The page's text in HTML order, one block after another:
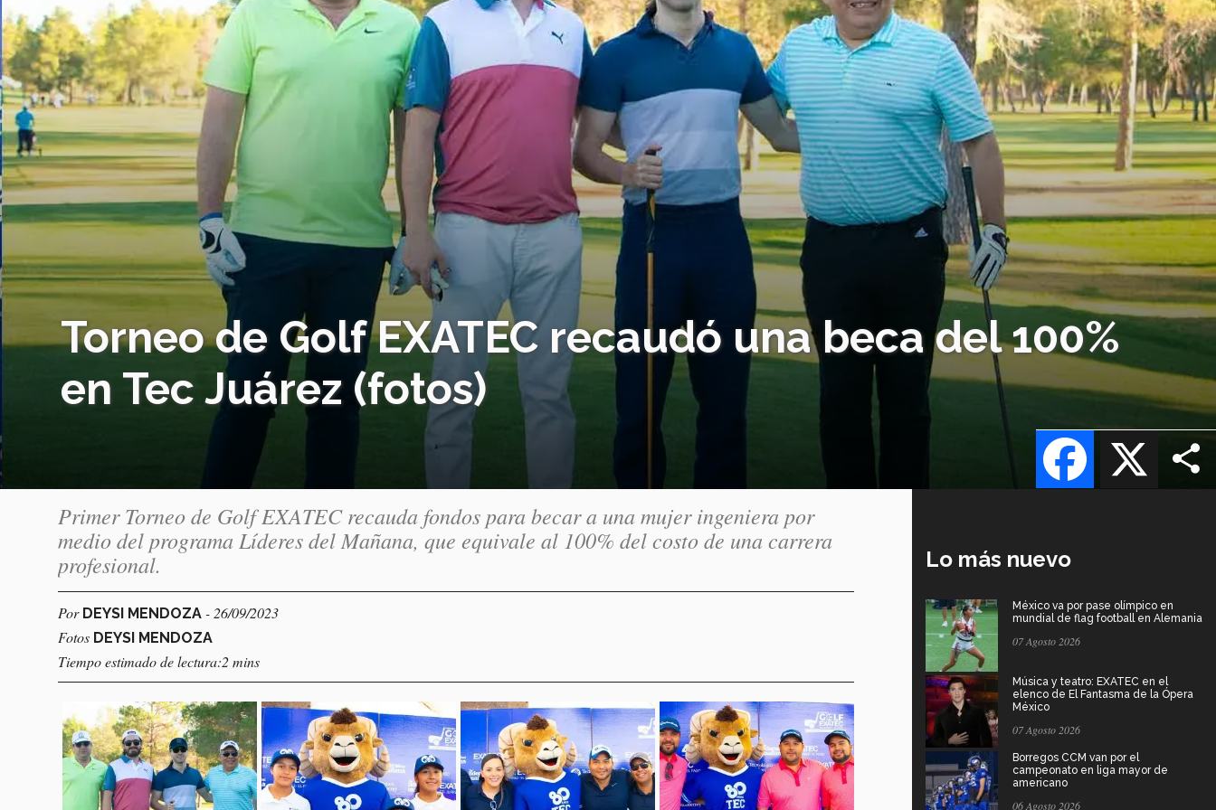
Torneo de Golf EXATEC recaudó una beca del 100%
en Tec Juárez (fotos)
X
Facebook
Primer Torneo de Golf EXATEC recauda fondos para becar a una mujer ingeniera por
medio del programa Líderes del Mañana, que equivale al 100% del costo de una carrera
profesional.
Por DEYSI MENDOZA - 26/09/2023
Fotos DEYSI MENDOZA
Tiempo estimado de lectura:2 mins
Lo más nuevo
México va por pase olímpico en
mundial de flag football en Alemania
07 Agosto 2026
Música y teatro: EXATEC en el
elenco de El Fantasma de la Ópera
México
07 Agosto 2026
Borregos CCM van por el
campeonato en liga mayor de
americano
06 Agosto 2026